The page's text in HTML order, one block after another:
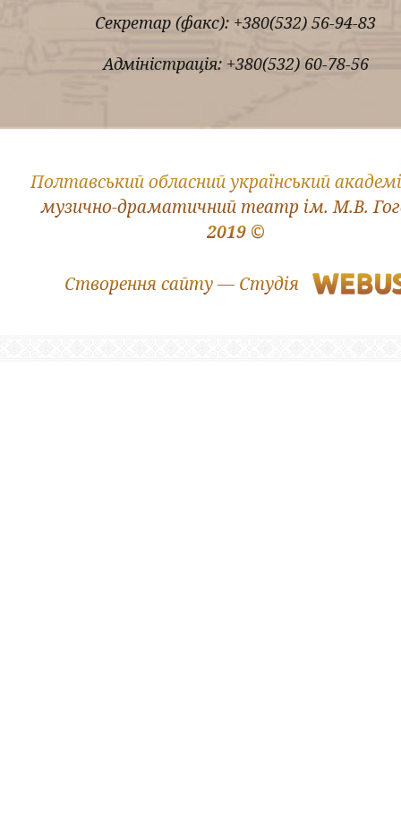
Секретар (факс): +380(532) 56-94-83
Адміністрація: +380(532) 60-78-56
2019 ©
Полтавський обласний український
музично-драматичний театр ім. М.В.
Створення сайту — Студія